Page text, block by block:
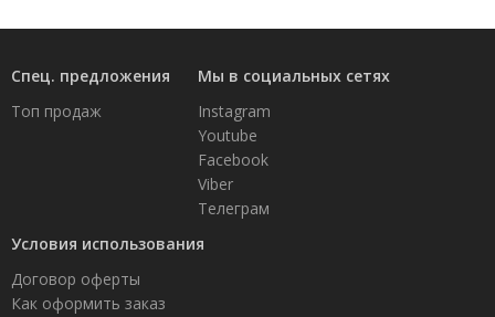
Спец. предложения
Топ продаж
Мы в социальных сетях
Instagram
Youtube
Facebook
Viber
Телеграм
Условия использования
Договор оферты
Как оформить заказ